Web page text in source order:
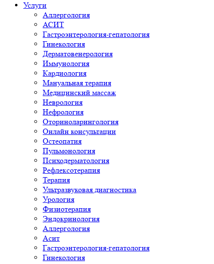
Услуги
Аллергология
АСИТ
Гастроэнтерология-гепатология
Гинекология
Дерматовенерология
Иммунология
Кардиология
Мануальная терапия
Медицинский массаж
Неврология
Нефрология
Оториноларингология
Онлайн консультации
Остеопатия
Пульмонология
Психодерматология
Рефлексотерапия
Терапия
Ультразвуковая диагностика
Урология
Физиотерапия
Эндокринология
Аллергология
Асит
Гастроэнтерология-гепатология
Гинекология